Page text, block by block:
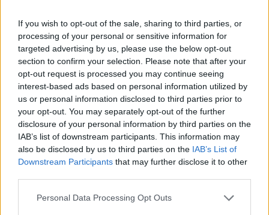
If you wish to opt-out of the sale, sharing to third parties, or
processing of your personal or sensitive information for
targeted advertising by us, please use the below opt-out
section to confirm your selection. Please note that after your
opt-out request is processed you may continue seeing
interest-based ads based on personal information utilized by
us or personal information disclosed to third parties prior to
your opt-out. You may separately opt-out of the further
disclosure of your personal information by third parties on the
IAB’s list of downstream participants. This information may
also be disclosed by us to third parties on the IAB’s List of
Downstream Participants that may further disclose it to other
Personal Data Processing Opt Outs
FOTÓ: HAÁZ VINCE